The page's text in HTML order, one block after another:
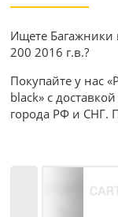
Ищете Багажники
200 2016 г.в.?
Покупайте у нас
black» с
города РФ и СНГ.